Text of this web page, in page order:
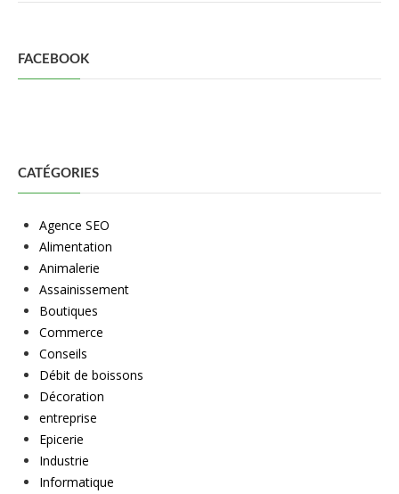
FACEBOOK
CATÉGORIES
Agence SEO
Alimentation
Animalerie
Assainissement
Boutiques
Commerce
Conseils
Débit de boissons
Décoration
entreprise
Epicerie
Industrie
Informatique